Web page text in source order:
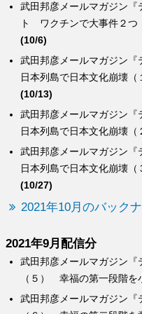
武田邦彦メールマガジン『
日本列島で日本文化崩壊
(10/27)
武田邦彦メールマガジン『
日本列島で日本文化崩壊
武田邦彦メールマガジン『
日本列島で日本文化崩壊
(10/13)
武田邦彦メールマガジン
ト ワクチンで大事件２つ
(10/6)
2021年10月のバック
2021年9月配信分
武田邦彦メールマガジン
武田邦彦メールマガジン
（５） 幸福の第一段階を